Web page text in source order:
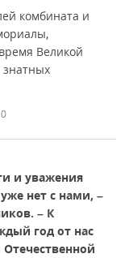
комбината и
Великой
и уважения
нет с нами, –
– К
год от нас
Отечественной